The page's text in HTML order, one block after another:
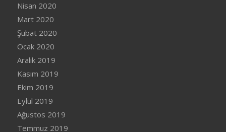
Nisan 2020
Mart 2020
Şubat 2020
Ocak 2020
Aralık 2019
Kasım 2019
Ekim 2019
Eylül 2019
Ağustos 2019
Temmuz 2019